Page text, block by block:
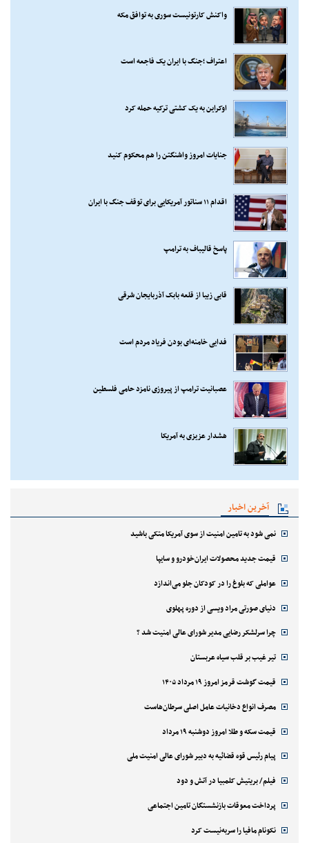
واکنش کارتونیست سوری به توافق مکه
اعتراف ؛جنگ با ایران یک فاجعه است
اوکراین به یک کشتی ترکیه حمله کرد
جنایات امروز واشنگتن را هم محکوم کنید
اقدام ۱۱ سناتور آمریکایی برای توقف جنگ با ایران
پاسخ قالیباف به ترامپ
قابی زیبا از قلعه بابک آذربایجان شرقی
فدایی خامنه‌ای بودن فریاد مردم است
عصبانیت ترامپ از پیروزی نامزد حامی فلسطین
هشدار عزیزی به آمریکا
آخرین اخبار
نمی شود به تامین امنیت از سوی آمریکا متکی باشید
قیمت جدید محصولات ایران‌خودرو و سایپا
عواملی که بلوغ را در کودکان جلو می‌اندازد
دنیای صورتی مراد ویسی از دوره پهلوی
چرا سرلشکر رضایی مدیر شورای عالی امنیت شد ؟
تیر غیب بر قلب سیاه عربستان
قیمت گوشت قرمز امروز ۱۹ مرداد ۱۴۰۵
مصرف انواع دخانیات عامل اصلی سرطان‌هاست
قیمت سکه و طلا امروز دوشنبه ۱۹ مرداد
پیام رئیس قوه قضائیه به دبیر شورای عالی امنیت ملی
فیلم/ بریتیش کلمبیا در آتش و دود
پرداخت معوقات بازنشستگان تامین اجتماعی
نکونام مافیا را سربه‌نیست کرد